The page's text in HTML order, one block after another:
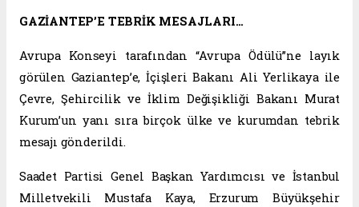
GAZİANTEP’E TEBRİK MESAJLARI…
Avrupa Konseyi tarafından “Avrupa Ödülü”ne layık
görülen Gaziantep’e, İçişleri Bakanı Ali Yerlikaya ile
Çevre, Şehircilik ve İklim Değişikliği Bakanı Murat
Kurum’un yanı sıra birçok ülke ve kurumdan tebrik
mesajı gönderildi.
Saadet Partisi Genel Başkan Yardımcısı ve İstanbul
Milletvekili Mustafa Kaya, Erzurum Büyükşehir